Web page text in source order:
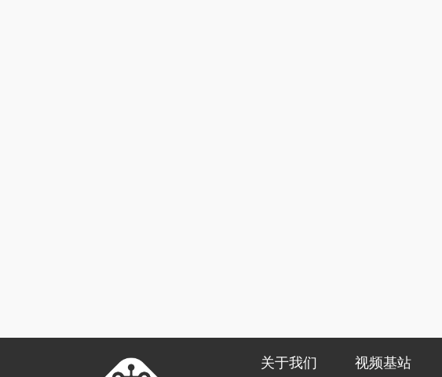
关于我们 视频基站